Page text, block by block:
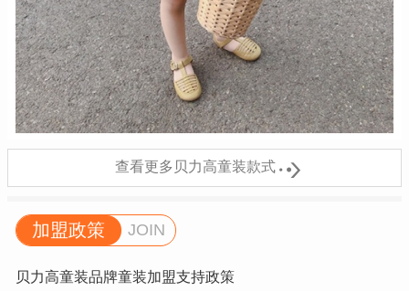
查看更多贝力高童装款式
加盟政策 JOIN
贝力高童装品牌童装加盟支持政策